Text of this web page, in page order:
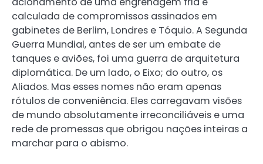
calculada de compromissos assinados em
gabinetes de Berlim, Londres e Tóquio. A Segunda
Guerra Mundial, antes de ser um embate de
tanques e aviões, foi uma guerra de arquitetura
diplomática. De um lado, o Eixo; do outro, os
Aliados. Mas esses nomes não eram apenas
rótulos de conveniência. Eles carregavam visões
de mundo absolutamente irreconciliáveis e uma
rede de promessas que obrigou nações inteiras a
marchar para o abismo.